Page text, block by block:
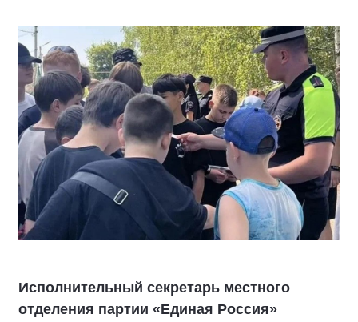
Исполнительный секретарь местного
отделения партии «Единая Россия»